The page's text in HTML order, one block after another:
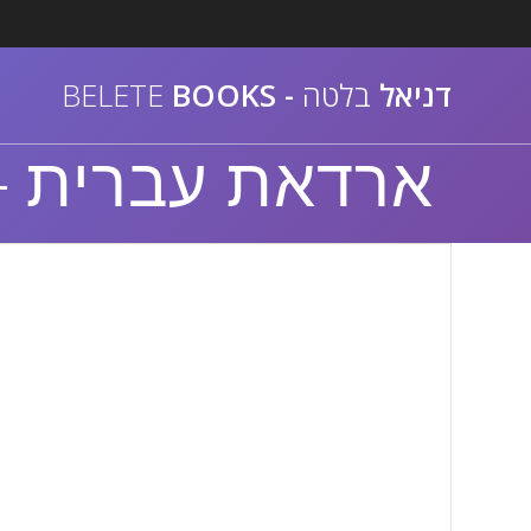
דניאל בלטה -
BOOKS
ארדאת עברית